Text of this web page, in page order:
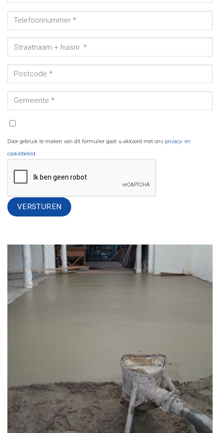
Door gebruik te maken van dit formulier gaat u akkoord met ons privacy- en
cookiebeleid.